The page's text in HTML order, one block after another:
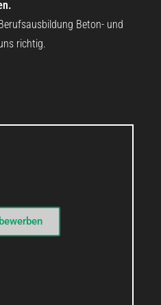
Beton- und
richtig.